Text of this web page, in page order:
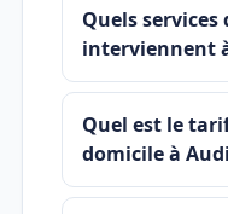
Quels
interviennent
Quel est le
domicile à